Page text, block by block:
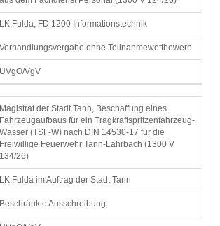
LK Fulda, FD 1200 Informationstechnik
Verhandlungsvergabe ohne Teilnahmewettbewerb
UVgO/VgV
Magistrat der Stadt Tann, Beschaffung eines
Fahrzeugaufbaus für ein Tragkraftspritzenfahrzeug-
Wasser (TSF-W) nach DIN 14530-17 für die
Freiwillige Feuerwehr Tann-Lahrbach (1300 V
134/26)
LK Fulda im Auftrag der Stadt Tann
Beschränkte Ausschreibung